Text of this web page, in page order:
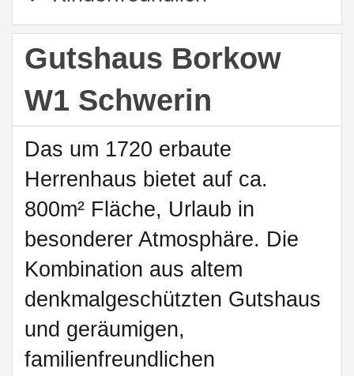
Gutshaus Borkow
W1 Schwerin
Das um 1720 erbaute
Herrenhaus bietet auf ca.
800m² Fläche, Urlaub in
besonderer Atmosphäre. Die
Kombination aus altem
denkmalgeschützten Gutshaus
und geräumigen,
familienfreundlichen